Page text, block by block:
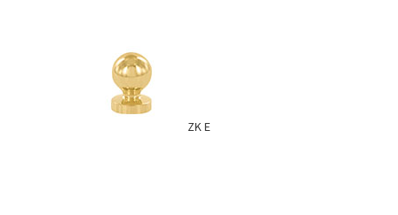
ZK E